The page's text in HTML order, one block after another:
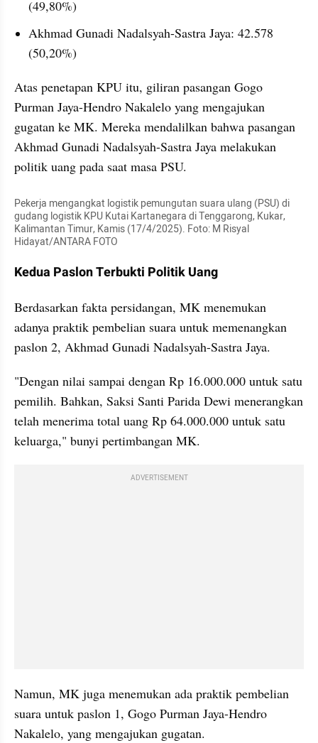
(49,80%)
Akhmad Gunadi Nadalsyah-Sastra Jaya: 42.578
(50,20%)
Atas penetapan KPU itu, giliran pasangan Gogo
Purman Jaya-Hendro Nakalelo yang mengajukan
gugatan ke MK. Mereka mendalilkan bahwa pasangan
Akhmad Gunadi Nadalsyah-Sastra Jaya melakukan
politik uang pada saat masa PSU.
Pekerja mengangkat logistik pemungutan suara ulang (PSU) di
gudang logistik KPU Kutai Kartanegara di Tenggarong, Kukar,
Kalimantan Timur, Kamis (17/4/2025). Foto: M Risyal
Hidayat/ANTARA FOTO
Kedua Paslon Terbukti Politik Uang
Berdasarkan fakta persidangan, MK menemukan
adanya praktik pembelian suara untuk memenangkan
paslon 2, Akhmad Gunadi Nadalsyah-Sastra Jaya.
"Dengan nilai sampai dengan Rp 16.000.000 untuk satu
pemilih. Bahkan, Saksi Santi Parida Dewi menerangkan
telah menerima total uang Rp 64.000.000 untuk satu
keluarga," bunyi pertimbangan MK.
ADVERTISEMENT
Namun, MK juga menemukan ada praktik pembelian
suara untuk paslon 1, Gogo Purman Jaya-Hendro
Nakalelo, yang mengajukan gugatan.